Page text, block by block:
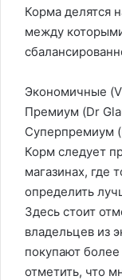
Корма делятся
между
Экономичные
Премиум (Dr
Суперпремиум
Корм следует
магазинах, где
определить
Здесь стоит
владельцев из
покупают
отметить, что